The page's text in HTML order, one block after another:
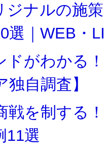
ジナルの施
選｜WEB・
ドがわかる
独自調査】
戦を制する
11選